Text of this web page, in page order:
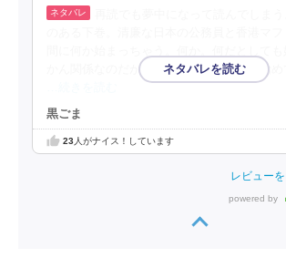
かん関係なのだが。男の方が先にそれを始め
黒ごま
23人がナイス！しています
レビュー
powered by